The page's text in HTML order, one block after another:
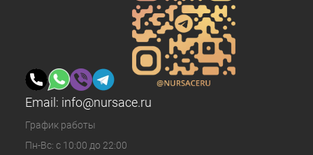
Email: info@nursace.ru
График работы
Пн-Вс: с 10:00 до 22:00